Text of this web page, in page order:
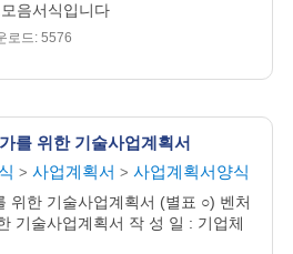
음서식입니다
로드: 5576
를 위한 기술사업계획서
> 사업계획서 > 사업계획서양식
위한 기술사업계획서 (별표 ○) 벤처
기술사업계획서 작 성 일 : 기업체